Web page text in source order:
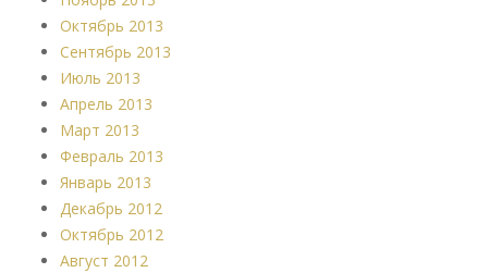
Октябрь 2013
Сентябрь 2013
Июль 2013
Апрель 2013
Март 2013
Февраль 2013
Январь 2013
Декабрь 2012
Октябрь 2012
Август 2012